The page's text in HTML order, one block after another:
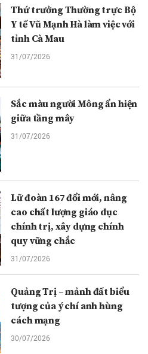
Thứ trưởng Thường trực Bộ
Y tế Vũ Mạnh Hà làm việc với
tỉnh Cà Mau
31/07/2026
Sắc màu người Mông ẩn hiện
giữa tầng mây
31/07/2026
Lữ đoàn 167 đổi mới, nâng
cao chất lượng giáo dục
chính trị, xây dựng chính
quy vững chắc
31/07/2026
Quảng Trị – mảnh đất biểu
tượng của ý chí anh hùng
cách mạng
30/07/2026